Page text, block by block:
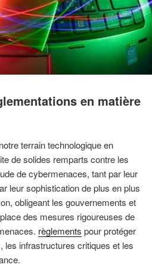
en matière
terrain technologique en
de solides remparts contre les
de cybermenaces, tant par leur
leur sophistication de plus en plus
obligeant les gouvernements et
des mesures rigoureuses de
règlements pour protéger
les infrastructures critiques et les